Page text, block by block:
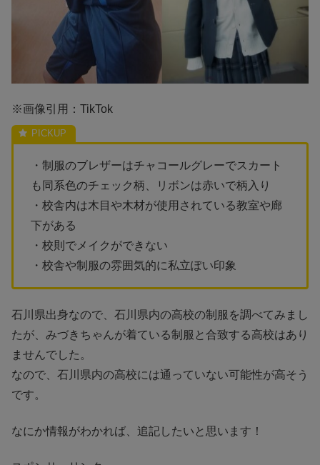
※画像引用：TikTok
・制服のブレザーはチャコールグレーでスカート
も同系色のチェック柄、リボンは赤いで柄入り
・校舎内は木目や木材が使用されている教室や廊
下がある
・校則でメイクができない
・校舎や制服の雰囲気的に私立ぽい印象
石川県出身なので、石川県内の高校の制服を調べてみまし
たが、みづきちゃんが着ている制服と合致する高校はあり
ませんでした。
なので、石川県内の高校には通っていない可能性が高そう
です。
なにか情報がわかれば、追記したいと思います！